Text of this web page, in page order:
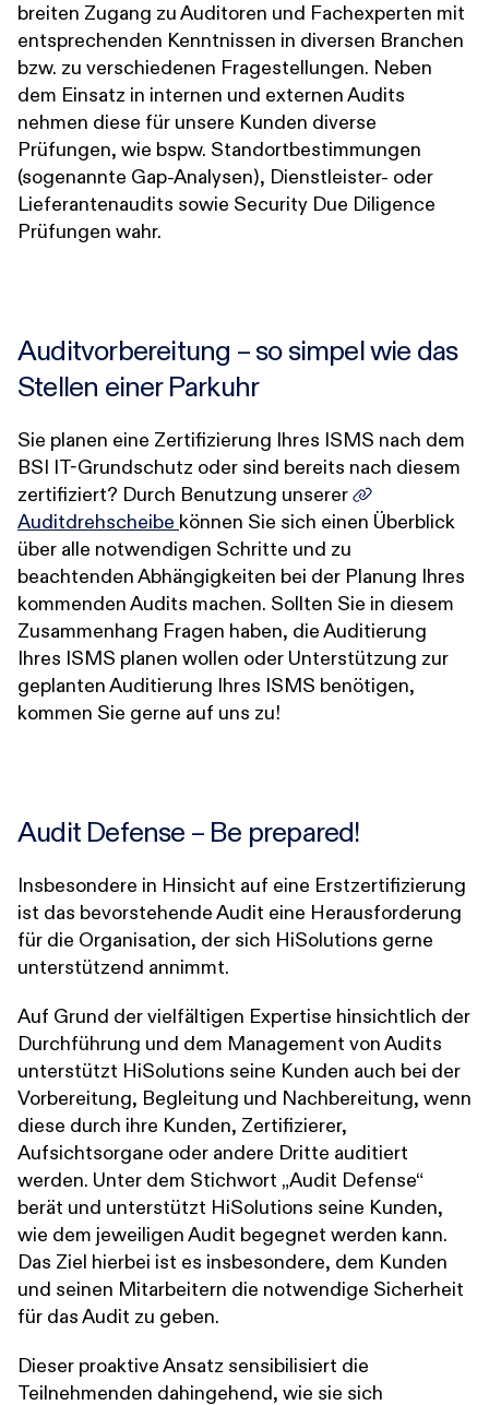
breiten Zugang zu Auditoren und Fachexperten mit
entsprechenden Kenntnissen in diversen Branchen
bzw. zu verschiedenen Fragestellungen. Neben
dem Einsatz in internen und externen Audits
nehmen diese für unsere Kunden diverse
Prüfungen, wie bspw. Standortbestimmungen
(sogenannte Gap-Analysen), Dienstleister- oder
Lieferantenaudits sowie Security Due Diligence
Prüfungen wahr.
Auditvorbereitung – so simpel wie das
Stellen einer Parkuhr
Sie planen eine Zertifizierung Ihres ISMS nach dem
BSI IT-Grundschutz oder sind bereits nach diesem
zertifiziert? Durch Benutzung unserer
Auditdrehscheibe können Sie sich einen Überblick
über alle notwendigen Schritte und zu
beachtenden Abhängigkeiten bei der Planung Ihres
kommenden Audits machen. Sollten Sie in diesem
Zusammenhang Fragen haben, die Auditierung
Ihres ISMS planen wollen oder Unterstützung zur
geplanten Auditierung Ihres ISMS benötigen,
kommen Sie gerne auf uns zu!
Audit Defense – Be prepared!
Insbesondere in Hinsicht auf eine Erstzertifizierung
ist das bevorstehende Audit eine Herausforderung
für die Organisation, der sich HiSolutions gerne
unterstützend annimmt.
Auf Grund der vielfältigen Expertise hinsichtlich der
Durchführung und dem Management von Audits
unterstützt HiSolutions seine Kunden auch bei der
Vorbereitung, Begleitung und Nachbereitung, wenn
diese durch ihre Kunden, Zertifizierer,
Aufsichtsorgane oder andere Dritte auditiert
werden. Unter dem Stichwort „Audit Defense“
berät und unterstützt HiSolutions seine Kunden,
wie dem jeweiligen Audit begegnet werden kann.
Das Ziel hierbei ist es insbesondere, dem Kunden
und seinen Mitarbeitern die notwendige Sicherheit
für das Audit zu geben.
Dieser proaktive Ansatz sensibilisiert die
Teilnehmenden dahingehend, wie sie sich